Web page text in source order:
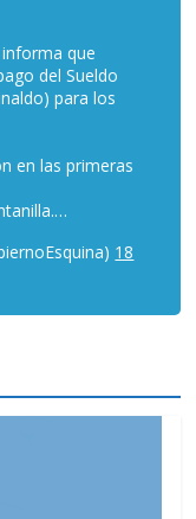
que
del Sueldo
para los
en las primeras
18